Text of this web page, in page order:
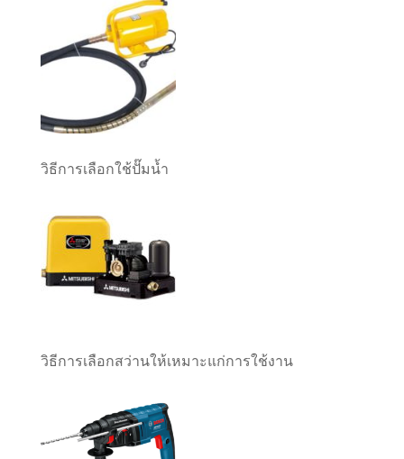
วิธีการเลือกใช้ปั๊มน้ำ
วิธีการเลือกสว่านให้เหมาะแก่การใช้งาน